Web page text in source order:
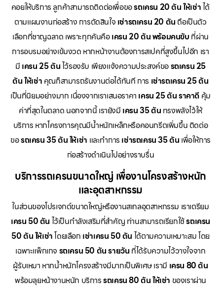
คอยให้บริการ ลูกค้าสามารถติดต่อเพื่อขอรถเครน 20 ตัน ให้เช่าได้
ตามแผนงานก่อสร้าง การตัดสินใจ เช่ารถเครน 20 ตัน ถือเป็นตัว
เลือกที่ชาญฉลาด เพราะทุกคันคือเครน 20 ตัน พร้อมคนขับ ที่ผ่าน
การอบรมอย่างเข้มงวด หากหน้างานต้องการสเปคที่สูงขึ้นไปอีก เรา
มี เครน 25 ตันไว้รองรับ เพียงแจ้งความประสงค์ขอรถเครน 25
ตัน ให้เช่า คุณก็สามารถรันงานต่อได้ทันที การ เช่ารถเครน 25 ตัน
เป็นที่นิยมอย่างมาก เนื่องจากเราเสนอราคา เครน 25 ตัน ราคาดี คุ้ม
ค่าที่สุดในตลาด นอกจากนี้ เรายังมี เครน 35 ตัน ทรงพลังไว้ให้
บริการ หากโครงการคุณมีน้ำหนักเหล็กหรือคอนกรีตเพิ่มขึ้น ติดต่อ
ขอรถเครน 35 ตัน ให้เช่า และทำการ เช่ารถเครน 35 ตัน เพื่อให้การ
ก่อสร้างดำเนินไปอย่างราบรื่น
บริการรถเครนขนาดใหญ่ เพื่องานโครงสร้างหนัก
และอุตสาหกรรม
ในส่วนของโปรเจกต์ขนาดใหญ่หรืองานสเกลอุตสาหกรรม เราเตรียม
เครน 50 ตัน ไว้เป็นกำลังเสริมที่สำคัญ ท่านสามารถเรียกใช้รถเครน
50 ตัน ให้เช่าโดยเลือก เช่าเครน 50 ตัน ได้ตามความเหมาะสม โดย
เฉพาะแพ็กเกจ รถเครน 50 ตัน รายวัน ที่ได้รับความไว้วางใจจาก
ผู้รับเหมา หากน้ำหนักโครงสร้างมีมากเป็นพิเศษ เรามี เครน 80 ตัน
พร้อมลุยหน้างานหนัก บริการรถเครน 80 ตัน ให้เช่า ของเราผ่าน